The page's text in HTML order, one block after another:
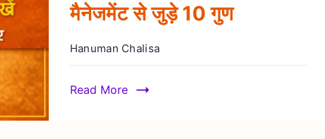
मैनेजमेंट से जुड़े 10 गुण
Hanuman Chalisa
Read More